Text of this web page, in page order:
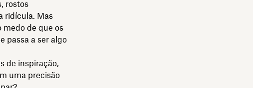
rostos
ridícula. Mas
medo de que os
passa a ser algo
de inspiração,
uma precisão